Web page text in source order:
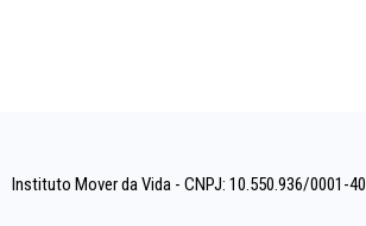
Instituto Mover da Vida - CNPJ: 10.550.936/0001-40